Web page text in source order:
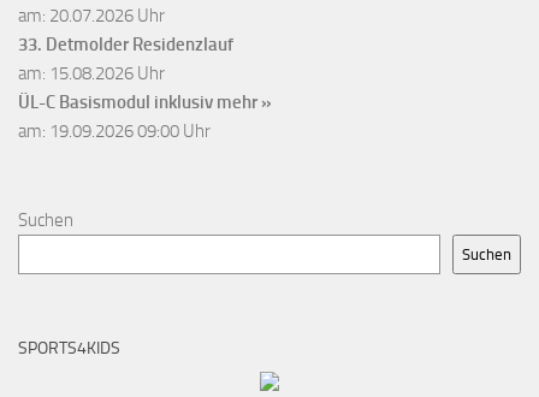
am: 20.07.2026 Uhr
33. Detmolder Residenzlauf
am: 15.08.2026 Uhr
ÜL-C Basismodul inklusiv mehr »
am: 19.09.2026 09:00 Uhr
Suchen
Suchen
SPORTS4KIDS